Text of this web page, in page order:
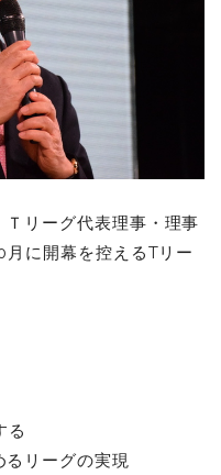
Ｔリーグ代表理事・理事
に開幕を控えるTリー
る
るリーグの実現